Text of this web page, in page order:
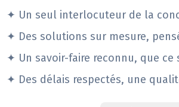
✦ Un seul interlocuteur de la
✦ Des solutions sur mesure,
✦ Un savoir-faire reconnu, que
✦ Des délais respectés, une